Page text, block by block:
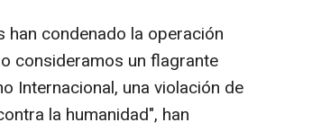
han condenado la operación
consideramos un flagrante
Internacional, una violación de
la humanidad", han